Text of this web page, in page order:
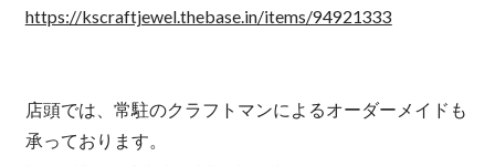
https://kscraftjewel.thebase.in/items/94921333
店頭では、常駐のクラフトマンによるオーダーメイドも
承っております。